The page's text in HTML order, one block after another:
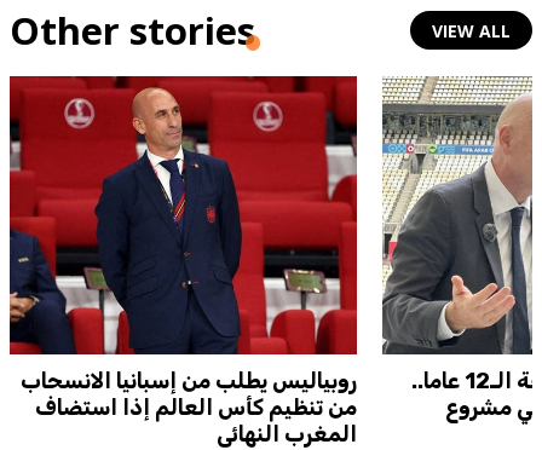
Other stories VIEW ALL
روبياليس يطلب من إسبانيا الانسحاب
من تنظيم كأس العالم إذا استضاف
المغرب النهائي
السهم الذهبي وصفقة الـ12 عاما..
في مشروع